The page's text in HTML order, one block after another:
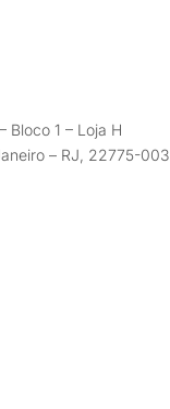
Bloco 1 – Loja H
– RJ, 22775-003